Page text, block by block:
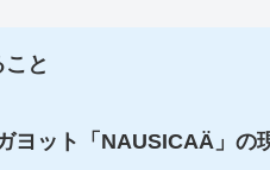
と
ヨット「NAUSICAÄ」の